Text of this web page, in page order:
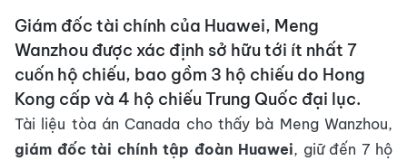
Giám đốc tài chính của Huawei, Meng
Wanzhou được xác định sở hữu tới ít nhất 7
cuốn hộ chiếu, bao gồm 3 hộ chiếu do Hong
Kong cấp và 4 hộ chiếu Trung Quốc đại lục.
Tài liệu tòa án Canada cho thấy bà Meng Wanzhou,
giám đốc tài chính tập đoàn Huawei, giữ đến 7 hộ